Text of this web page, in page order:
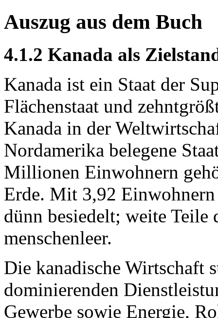
Auszug aus dem Buch
4.1.2 Kanada als
Kanada ist ein Staat der
Flächenstaat und
Kanada in der
Nordamerika belegene
Millionen Einwohnern
Erde. Mit 3,92
dünn besiedelt; weite Teile
menschenleer.
Die kanadische Wirtschaft
dominierenden
Gewerbe sowie Energie,